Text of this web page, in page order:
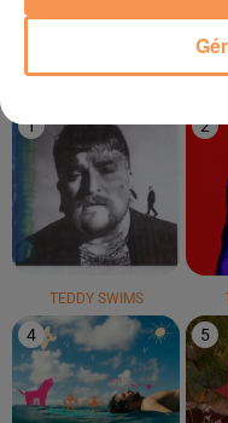
1
TEDDY SWIMS
2
4 5